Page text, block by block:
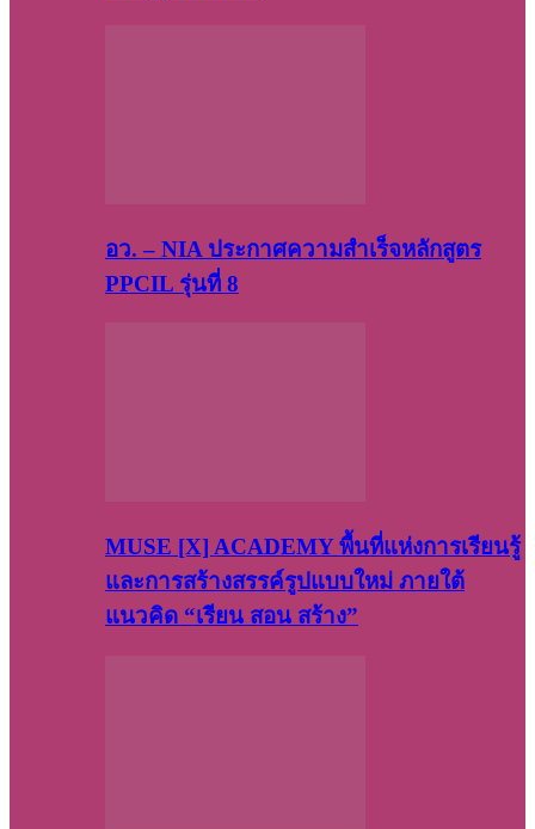
อว. – NIA ประกาศความสำเร็จหลักสูตร
PPCIL รุ่นที่ 8
MUSE [X] ACADEMY พื้นที่แห่งการเรียนรู้
และการสร้างสรรค์รูปแบบใหม่ ภายใต้
แนวคิด “เรียน สอน สร้าง”